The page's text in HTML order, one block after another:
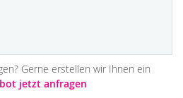
Gerne erstellen wir Ihnen ein
jetzt anfragen